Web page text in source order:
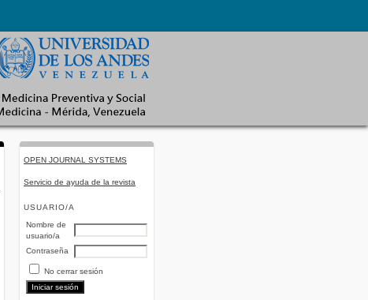
OPEN JOURNAL SYSTEMS
Servicio de ayuda de la revista
USUARIO/A
Nombre de
usuario/a
Contraseña
No cerrar sesión